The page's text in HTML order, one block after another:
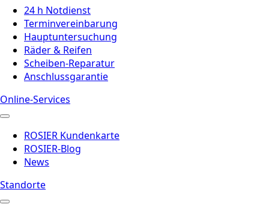
24 h Notdienst
Terminvereinbarung
Hauptuntersuchung
Räder & Reifen
Scheiben-Reparatur
Anschlussgarantie
Online-Services
ROSIER Kundenkarte
ROSIER-Blog
News
Standorte